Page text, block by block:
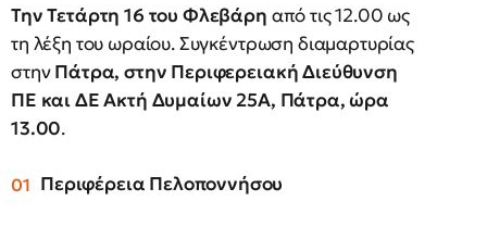
Την Τετάρτη 16 του Φλεβάρη από τις 12.00 ως
τη λέξη του ωραίου. Συγκέντρωση διαμαρτυρίας
στηνΠάτρα, στην Περιφερειακή Διεύθυνση
ΠΕ και ΔΕ Ακτή Δυμαίων 25Α, Πάτρα, ώρα
13.00.
Περιφέρεια Πελοποννήσου